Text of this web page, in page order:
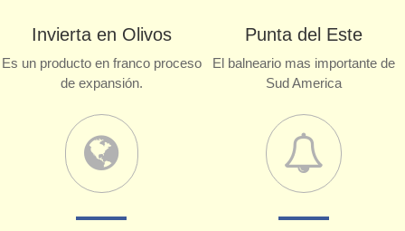
Invierta en Olivos
Es un producto en franco proceso
de expansión.
Punta del Este
El balneario mas importante de
Sud America